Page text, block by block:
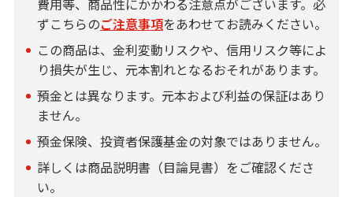
引き継ぐ・遺す
信託商品・遺言整理
アパートローン
不動産
仲介・コンサルティング
費用等、商品性にかかわる注意点がございます。必
ずこちらのご注意事項をあわせてお読みください。
この商品は、金利変動リスクや、信用リスク等によ
り損失が生じ、元本割れとなるおそれがあります。
預金とは異なります。元本および利益の保証はあり
ません。
預金保険、投資者保護基金の対象ではありません。
詳しくは商品説明書（目論見書）をご確認くださ
い。